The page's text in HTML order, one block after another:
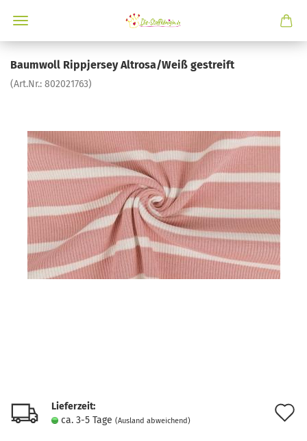
Baumwoll Rippjersey Altrosa/Weiß gestreift
(Art.Nr.: 802021763)
Lieferzeit:
ca. 3-5 Tage (Ausland abweichend)